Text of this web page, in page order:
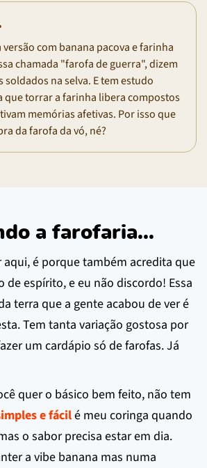
versão com banana pacova e farinha
chamada "farofa de guerra", dizem
soldados na selva. E tem estudo
que torrar a farinha libera compostos
memórias afetivas. Por isso que
da farofa da vó, né?
a farofaria...
aqui, é porque também acredita que
de espírito, e eu não discordo! Essa
terra que a gente acabou de ver é
Tem tanta variação gostosa por
um cardápio só de farofas. Já
quer o básico bem feito, não tem
e fácilé meu coringa quando
o sabor precisa estar em dia.
a vibe banana mas numa